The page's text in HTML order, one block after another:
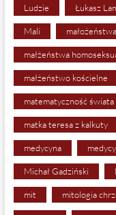
Ludzie Łukasz
Mali
małżeństwa
małżeństwo kościelne
matematyczność świata
matka teresa z kalkuty
medycyna
Michał Gadziński
mit mitologia